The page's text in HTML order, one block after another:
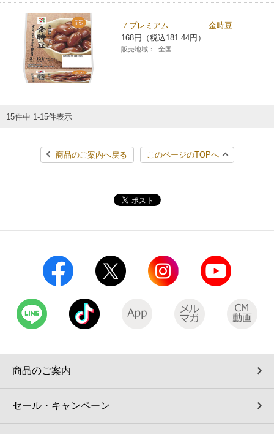
７プレミアム 金時豆
168円（税込181.44円）
販売地域： 全国
15件中 1-15件表示
商品のご案内へ戻る このページのTOPへ
商品のご案内
セール・キャンペーン